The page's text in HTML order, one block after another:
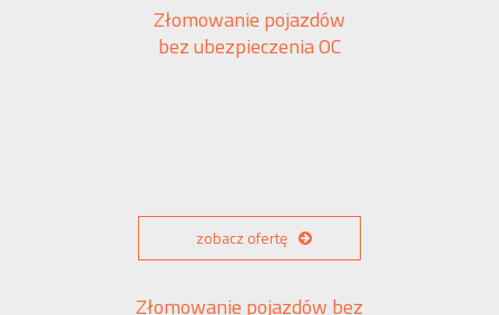
Złomowanie pojazdów
bez ubezpieczenia OC
zobacz ofertę
Złomowanie pojazdów bez